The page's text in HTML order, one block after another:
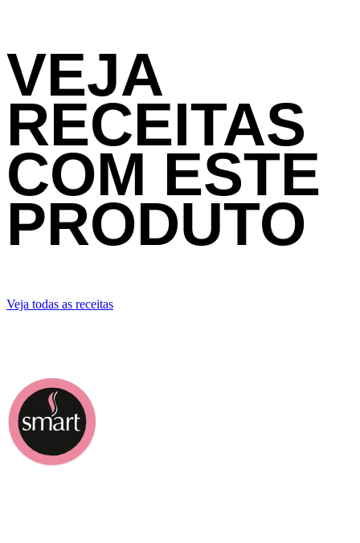
VEJA
RECEITAS
COM ESTE
PRODUTO
Veja todas as receitas